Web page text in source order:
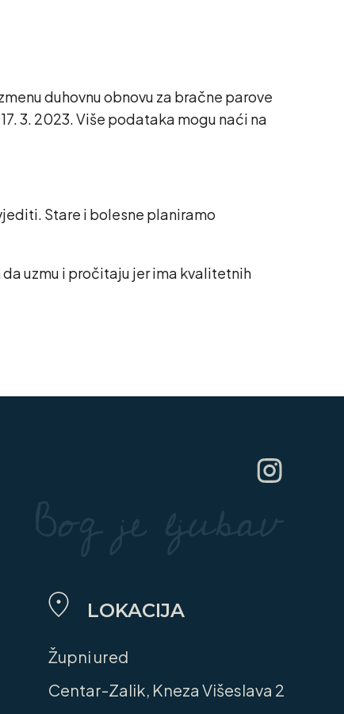
duhovnu obnovu za bračne parove
3. 2023. Više podataka mogu naći na
Stare i bolesne planiramo
uzmu i pročitaju jer ima kvalitetnih
LOKACIJA
Župni ured
Centar-Zalik, Kneza Višeslava 2